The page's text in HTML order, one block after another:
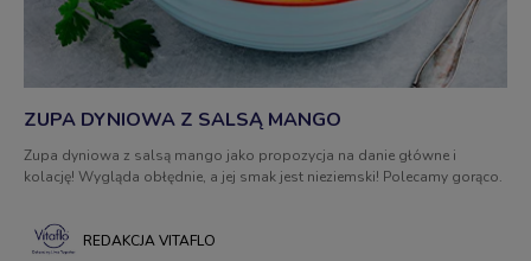
ZUPA DYNIOWA Z SALSĄ MANGO
Zupa dyniowa z salsą mango jako propozycja na danie główne i
kolację! Wygląda obłędnie, a jej smak jest nieziemski! Polecamy gorąco.
REDAKCJA VITAFLO